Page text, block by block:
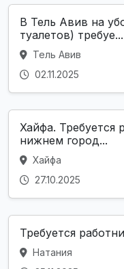
В Тель Авив на
туалетов) требуе...
Тель Авив
02.11.2025
Хайфа. Требуется
нижнем город...
Хайфа
27.10.2025
Требуется
Натания